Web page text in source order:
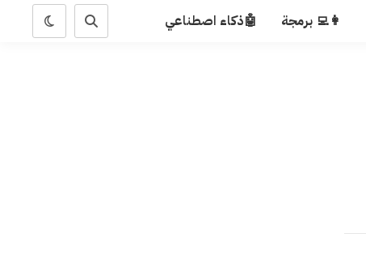
👩‍💻 برمجة 🤖ذكاء اصطناعي